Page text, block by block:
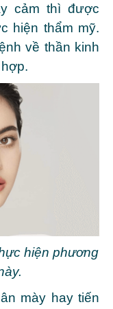
cảm thì được
hiện thẩm mỹ.
về thần kinh
hiện phương
mày hay tiến